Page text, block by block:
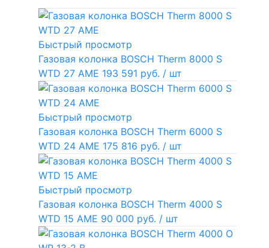
Быстрый просмотр
Газовая колонка BOSCH Therm 8000 S
WTD 27 AME 193 591 руб. / шт
Быстрый просмотр
Газовая колонка BOSCH Therm 6000 S
WTD 24 AME 175 816 руб. / шт
Быстрый просмотр
Газовая колонка BOSCH Therm 4000 S
WTD 15 AME 90 000 руб. / шт